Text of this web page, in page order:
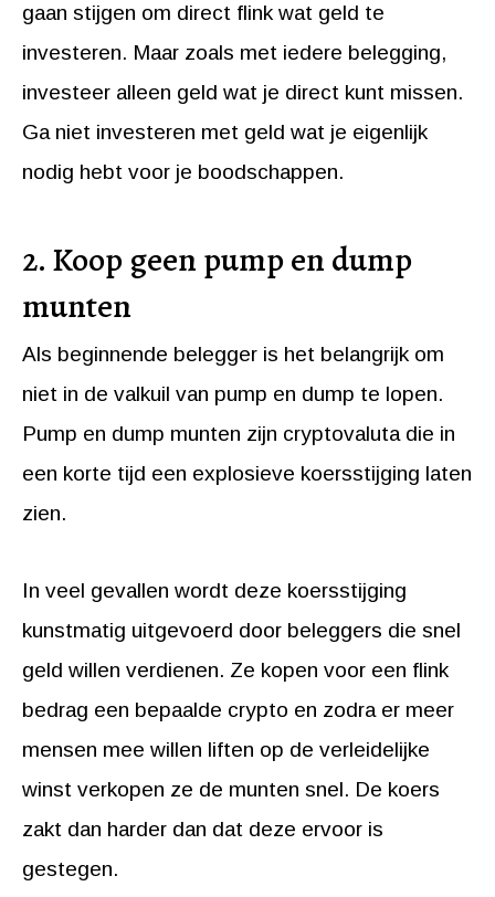
gaan stijgen om direct flink wat geld te
investeren. Maar zoals met iedere belegging,
investeer alleen geld wat je direct kunt missen.
Ga niet investeren met geld wat je eigenlijk
nodig hebt voor je boodschappen.
2. Koop geen pump en dump
munten
Als beginnende belegger is het belangrijk om
niet in de valkuil van pump en dump te lopen.
Pump en dump munten zijn cryptovaluta die in
een korte tijd een explosieve koersstijging laten
zien.
In veel gevallen wordt deze koersstijging
kunstmatig uitgevoerd door beleggers die snel
geld willen verdienen. Ze kopen voor een flink
bedrag een bepaalde crypto en zodra er meer
mensen mee willen liften op de verleidelijke
winst verkopen ze de munten snel. De koers
zakt dan harder dan dat deze ervoor is
gestegen.